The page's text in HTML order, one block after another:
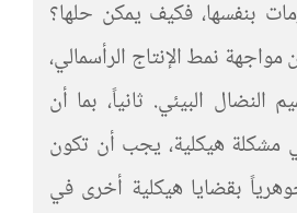
بنفسها، فكيف يمكن حلها؟
نمط الإنتاج الرأسمالي،
النضال البيئي. ثانياً، بما أن
مشكلة هيكلية، يجب أن تكون
بقضايا هيكلية أخرى في